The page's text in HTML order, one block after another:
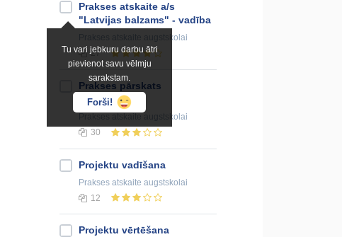
Tu vari jebkuru darbu ātri
pievienot savu vēlmju
sarakstam.
Forši!
Prakses atskaite a/s
"Latvijas balzams" - vadība
augstskolai
27
Prakses pārskats
grāmatvedībā
augstskolai
30
Projektu vadīšana
Prakses atskaite augstskolai
12
Projektu vērtēšana